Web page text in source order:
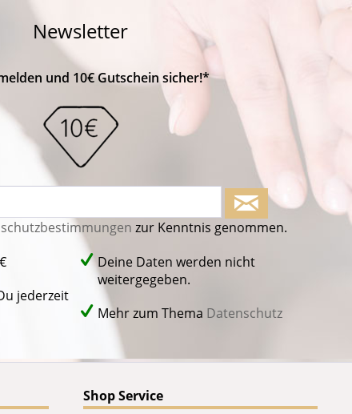
Newsletter
und 10€ Gutschein sicher!*
zur Kenntnis genommen.
jederzeit
Deine Daten werden nicht
weitergegeben.
Mehr zum Thema Datenschutz
Shop Service